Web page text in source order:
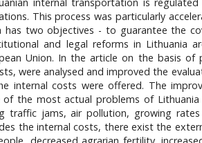
This process was particularly
has two objectives - to guarantee the
and legal reforms in
Union. In the article on the basis
were analysed and improved the
internal costs were offered. The
the most actual problems of
traffic jams, air pollution, growing
the internal costs, there exist the